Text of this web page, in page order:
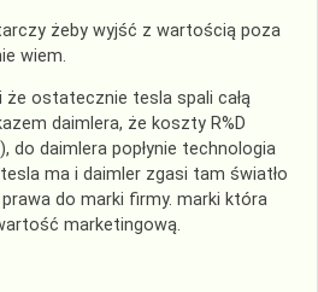
żeby wyjść z wartością poza
wiem.
że ostatecznie tesla spali całą
daimlera, że koszty R%D
do daimlera popłynie technologia
ma i daimler zgasi tam światło
do marki firmy. marki która
marketingową.